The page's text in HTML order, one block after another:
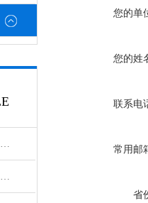
土壤样品风干箱科普知识大全，你真不一定都懂
土壤干燥箱高效洁净的样品前处理设备
您的单
您的姓
联系电
常用邮
省